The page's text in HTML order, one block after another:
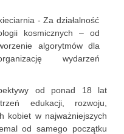
- Za działalność
kosmicznych – od
algorytmów dla
wydarzeń
od ponad 18 lat
edukacji, rozwoju,
kobiet w najważniejszych
od samego początku